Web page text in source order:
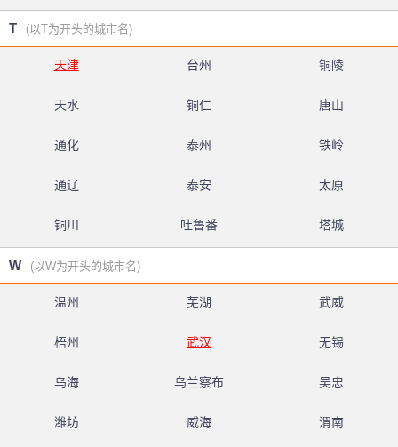
T (以T为开头的城市名)
天津 台州 铜陵
天水 铜仁 唐山
通化 泰州 铁岭
通辽 泰安 太原
铜川 吐鲁番 塔城
W (以W为开头的城市名)
温州 芜湖 武威
梧州 武汉 无锡
乌海 乌兰察布 吴忠
潍坊 威海 渭南